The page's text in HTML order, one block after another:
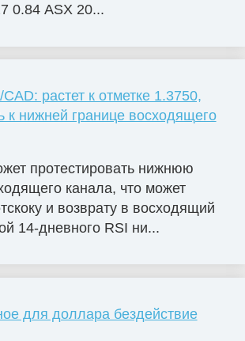
0.84 ASX 20...
растет к отметке 1.3750,
к нижней границе восходящего
протестировать нижнюю
канала, что может
и возврату в восходящий
14-дневного RSI ни...
для доллара бездействие